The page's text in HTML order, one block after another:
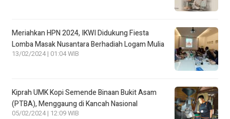
Meriahkan HPN 2024, IKWI Didukung Fiesta
Lomba Masak Nusantara Berhadiah Logam Mulia
13/02/2024 | 01:04 WIB
Kiprah UMK Kopi Semende Binaan Bukit Asam
(PTBA), Menggaung di Kancah Nasional
05/02/2024 | 12:09 WIB